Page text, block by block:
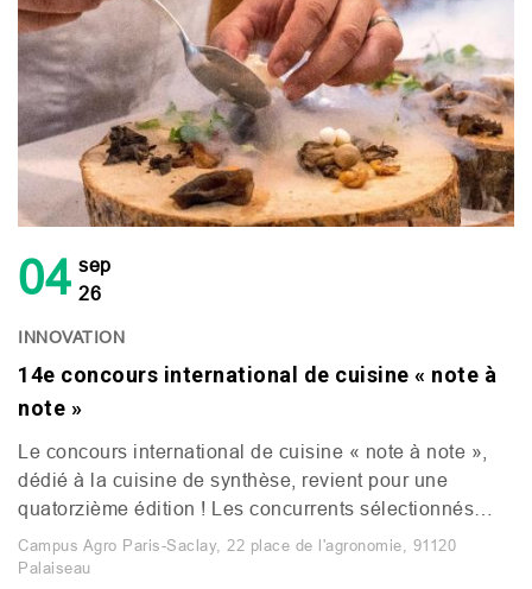
04 sep
26
INNOVATION
14e concours international de cuisine « note à
note »
Le concours international de cuisine « note à note »,
dédié à la cuisine de synthèse, revient pour une
quatorzième édition ! Les concurrents sélectionnés…
Campus Agro Paris-Saclay, 22 place de l'agronomie, 91120
Palaiseau